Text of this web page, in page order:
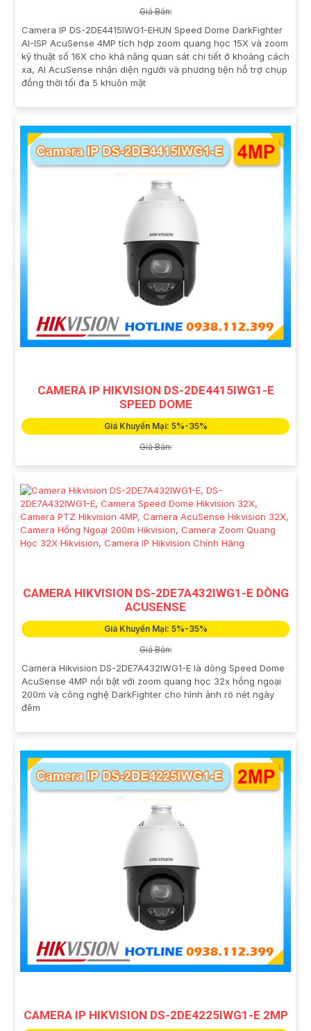
Giá Bán:
Camera IP DS-2DE4415IWG1-EHUN Speed Dome DarkFighter
AI-ISP AcuSense 4MP tích hợp zoom quang học 15X và zoom
kỹ thuật số 16X cho khả năng quan sát chi tiết ở khoảng cách
xa, AI AcuSense nhận diện người và phương tiện hỗ trợ chụp
đồng thời tối đa 5 khuôn mặt
CAMERA IP HIKVISION DS-2DE4415IWG1-E
SPEED DOME
Giá Khuyến Mại: 5%-35%
Giá Bán:
CAMERA HIKVISION DS-2DE7A432IWG1-E DÒNG
ACUSENSE
Giá Khuyến Mại: 5%-35%
Giá Bán:
Camera Hikvision DS-2DE7A432IWG1-E là dòng Speed Dome
AcuSense 4MP nổi bật với zoom quang học 32x hồng ngoại
200m và công nghệ DarkFighter cho hình ảnh rõ nét ngày
đêm
CAMERA IP HIKVISION DS-2DE4225IWG1-E 2MP